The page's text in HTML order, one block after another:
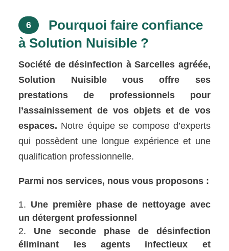
6
Pourquoi faire confiance
à Solution Nuisible ?
Société de désinfection à Sarcelles agréée,
Solution Nuisible vous offre ses
prestations de professionnels pour
l’assainissement de vos objets et de vos
espaces. Notre équipe se compose d’experts
qui possèdent une longue expérience et une
qualification professionnelle.
Parmi nos services, nous vous proposons :
Une première phase de nettoyage avec
un détergent professionnel
Une seconde phase de désinfection
éliminant les agents infectieux et